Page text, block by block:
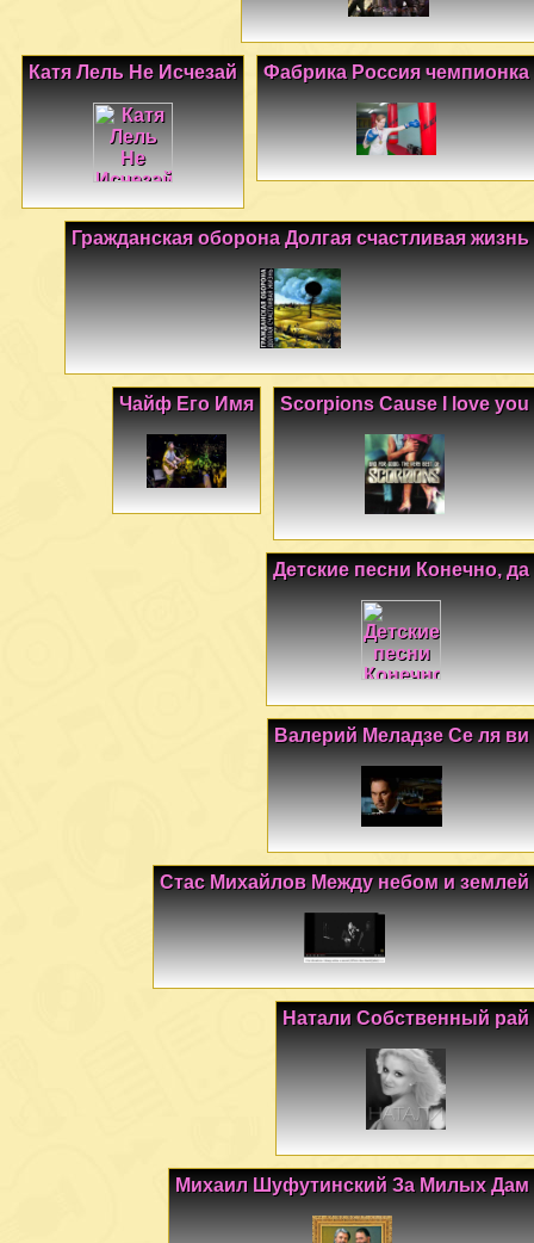
Фабрика Россия чемпионка
Катя Лель Не Исчезай
Гражданская оборона Долгая счастливая жизнь
Scorpions Cause I love you
Чайф Его Имя
Детские песни Конечно, да
Валерий Меладзе Се ля ви
Стас Михайлов Между небом и землей
Натали Собственный рай
Михаил Шуфутинский За Милых Дам